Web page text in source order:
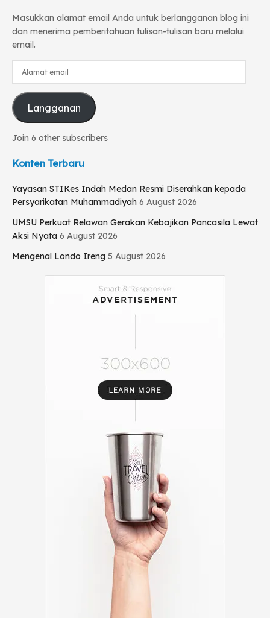
Masukkan alamat email Anda untuk berlangganan blog ini
dan menerima pemberitahuan tulisan-tulisan baru melalui
email.
Langganan
Join 6 other subscribers
Konten Terbaru
Yayasan STIKes Indah Medan Resmi Diserahkan kepada
Persyarikatan Muhammadiyah 6 August 2026
UMSU Perkuat Relawan Gerakan Kebajikan Pancasila Lewat
Aksi Nyata 6 August 2026
Mengenal Londo Ireng 5 August 2026